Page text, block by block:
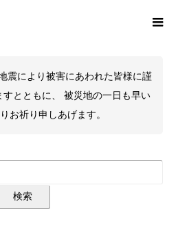
震により被害にあわれた皆様に謹
とともに、 被災地の一日も早い
お祈り申しあげます。